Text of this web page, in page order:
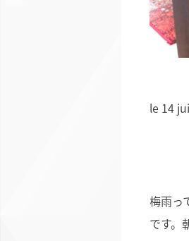
le 14
梅雨っ
です。